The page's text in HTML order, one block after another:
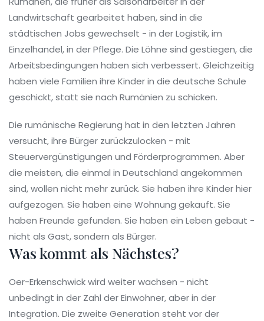
Landwirtschaft gearbeitet haben, sind in die
städtischen Jobs gewechselt - in der Logistik, im
Einzelhandel, in der Pflege. Die Löhne sind gestiegen, die
Arbeitsbedingungen haben sich verbessert. Gleichzeitig
haben viele Familien ihre Kinder in die deutsche Schule
geschickt, statt sie nach Rumänien zu schicken.
Die rumänische Regierung hat in den letzten Jahren
versucht, ihre Bürger zurückzulocken - mit
Steuervergünstigungen und Förderprogrammen. Aber
die meisten, die einmal in Deutschland angekommen
sind, wollen nicht mehr zurück. Sie haben ihre Kinder hier
aufgezogen. Sie haben eine Wohnung gekauft. Sie
haben Freunde gefunden. Sie haben ein Leben gebaut -
nicht als Gast, sondern als Bürger.
Was kommt als Nächstes?
Oer-Erkenschwick wird weiter wachsen - nicht
unbedingt in der Zahl der Einwohner, aber in der
Integration. Die zweite Generation steht vor der